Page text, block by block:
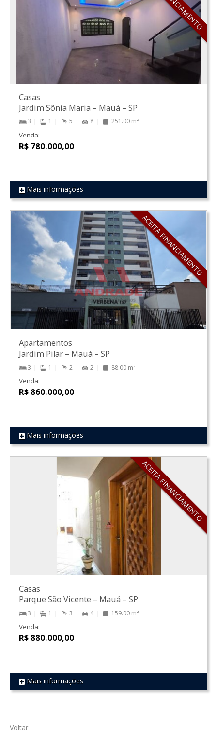
REF 51
Casas
Jardim Sônia Maria – Mauá – SP
3 1 5 8 251.00 m²
Venda:
R$ 780.000,00
Mais informações
ACEITA FINANCIAMENTO
REF 648
Apartamentos
Jardim Pilar – Mauá – SP
3 1 2 2 88.00 m²
Venda:
R$ 860.000,00
Mais informações
ACEITA FINANCIAMENTO
REF 81
Casas
Parque São Vicente – Mauá – SP
3 1 3 4 159.00 m²
Venda:
R$ 880.000,00
Mais informações
Voltar